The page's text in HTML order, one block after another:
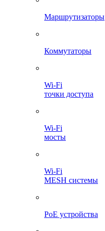
Маршрутизаторы
Коммутаторы
Wi-Fi
точки доступа
Wi-Fi
мосты
Wi-Fi
MESH системы
PoE устройства